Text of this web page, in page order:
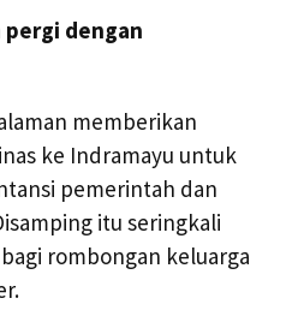
pergi dengan
memberikan
ke Indramayu untuk
pemerintah dan
itu seringkali
rombongan keluarga